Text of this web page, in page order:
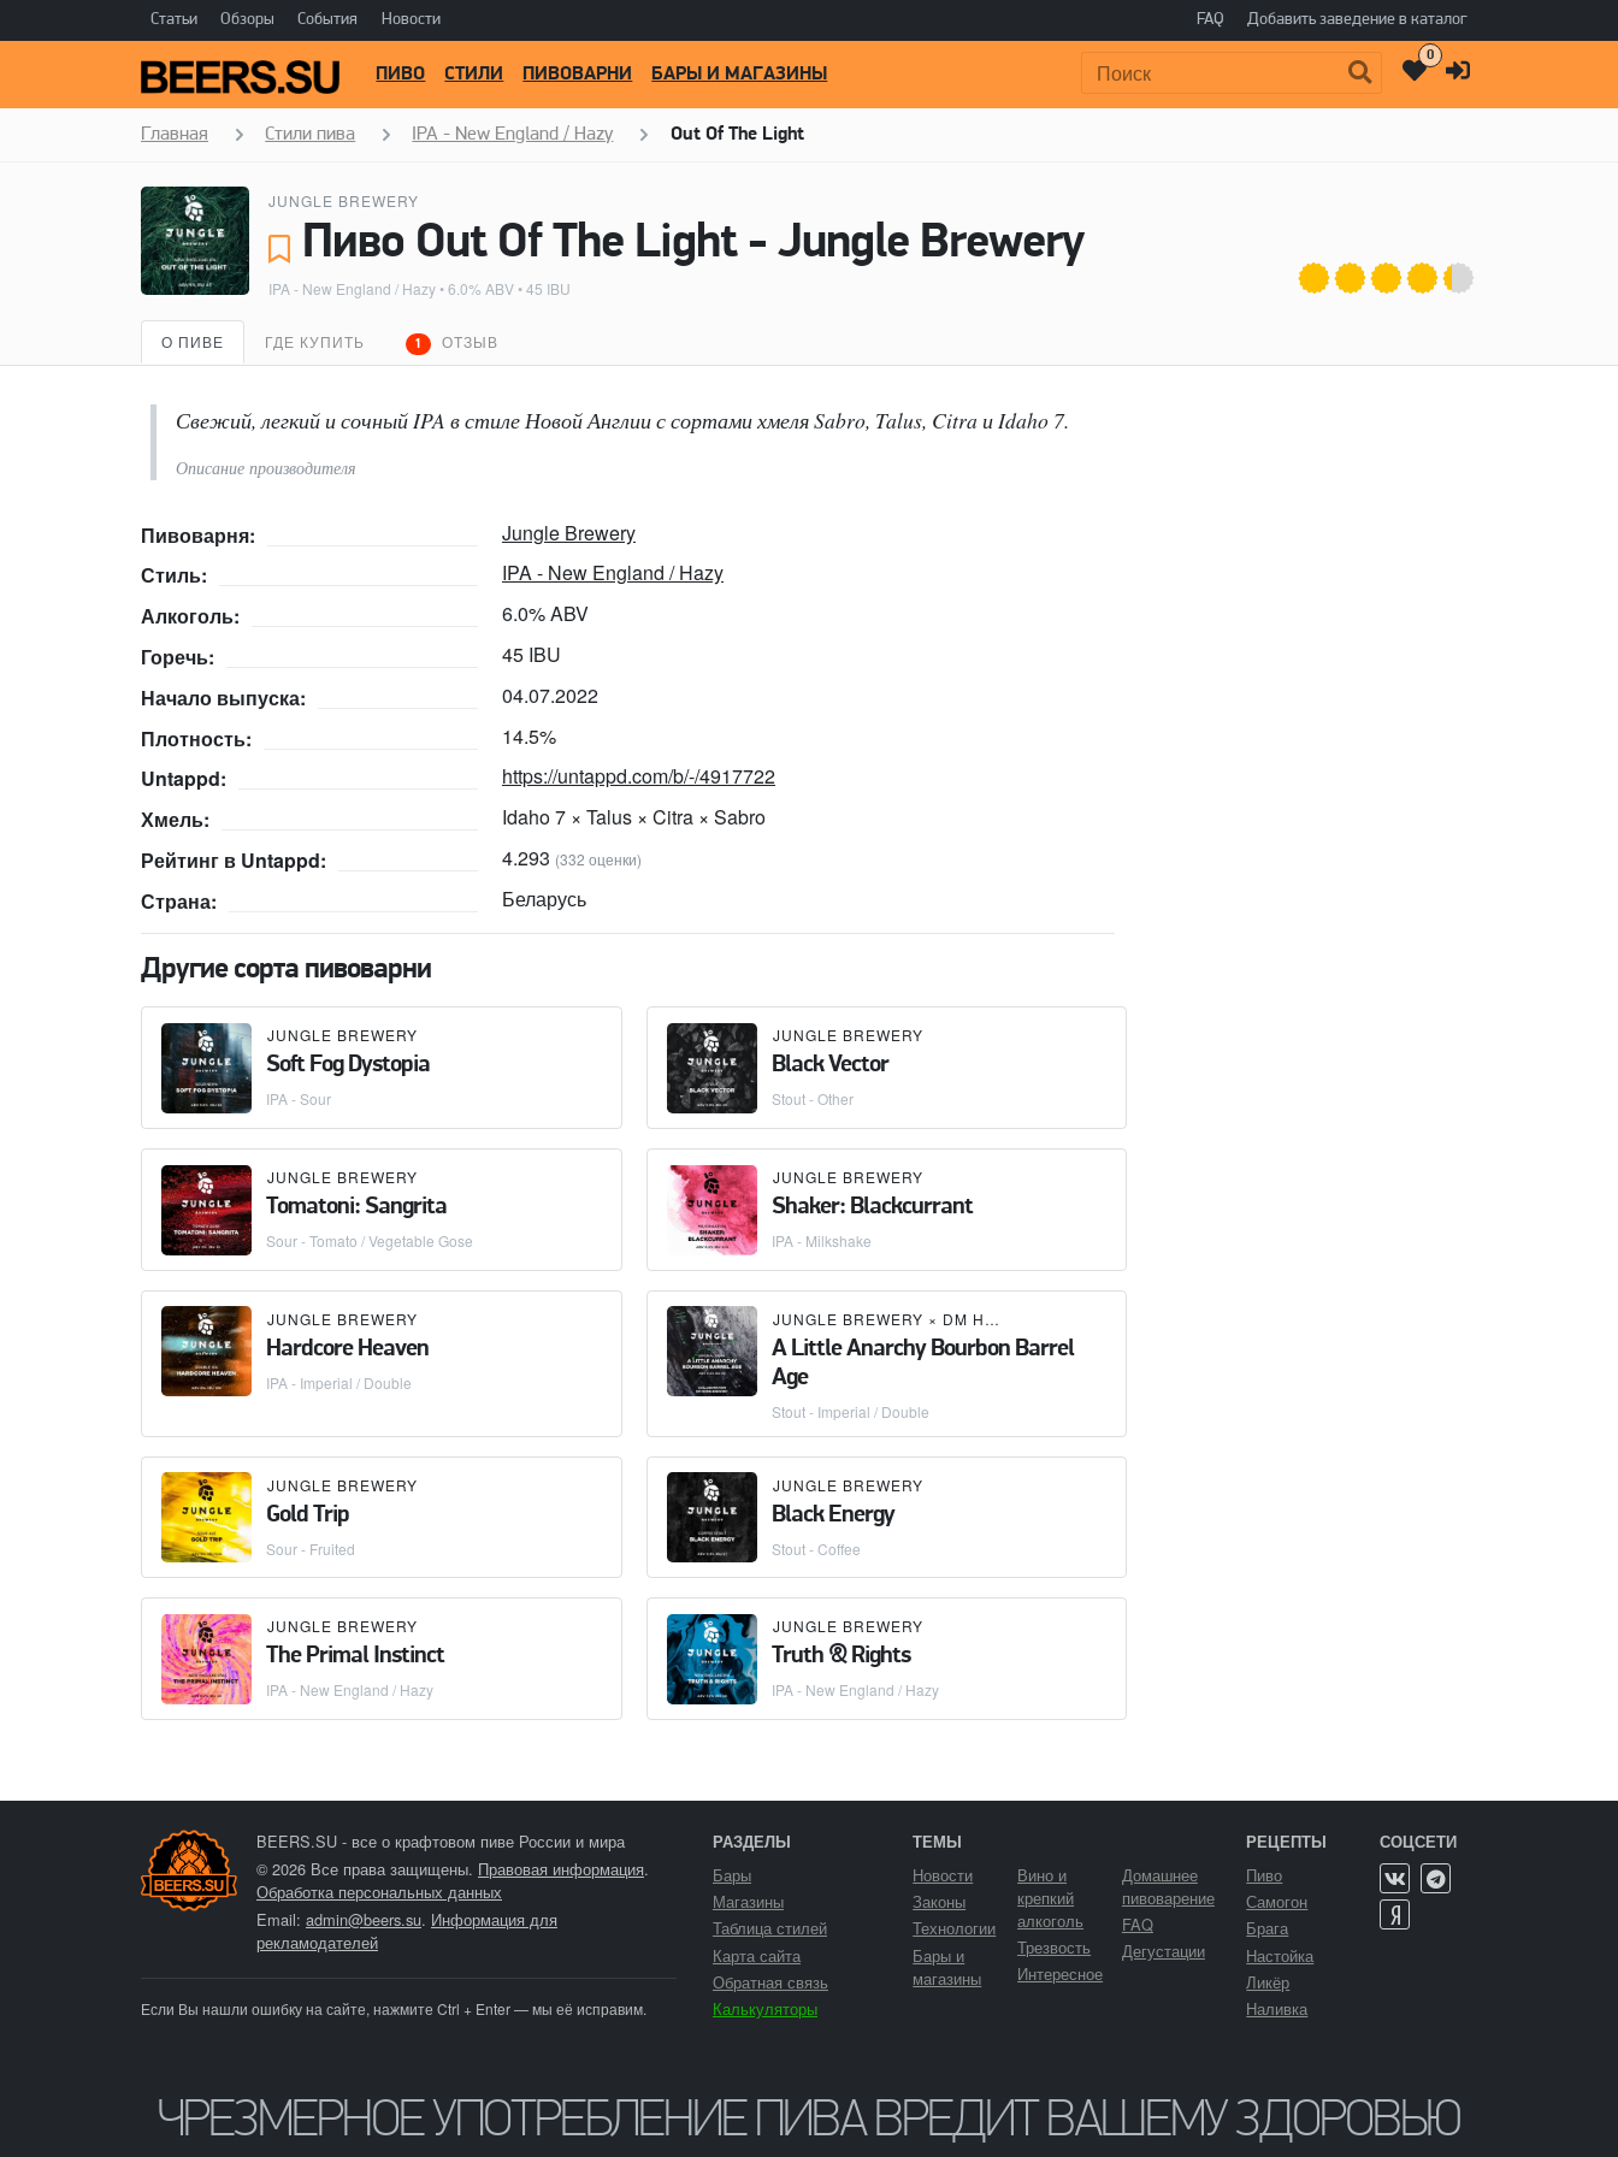
Статьи Обзоры События Новости FAQ Добавить заведение в каталог
Поиск:
ПИВО СТИЛИ ПИВОВАРНИ БАРЫ И МАГАЗИНЫ
0
Главная Стили пива IPA - New England / Hazy Out Of The Light
JUNGLE BREWERY
Пиво Out Of The Light - Jungle Brewery
IPA - New England / Hazy• 6.0% ABV • 45 IBU
О ПИВЕ ГДЕ КУПИТЬ 1 ОТЗЫВ
Свежий, легкий и сочный IPA в стиле Новой Англии с сортами хмеля Sabro, Talus, Citra и Idaho 7.
Описание производителя
Пивоварня:
Jungle Brewery
Стиль:
IPA - New England / Hazy
Алкоголь:
6.0% ABV
Горечь:
45 IBU
Начало выпуска:
04.07.2022
Плотность:
14.5%
Untappd:
https://untappd.com/b/-/4917722
Хмель:
Idaho 7 × Talus × Citra × Sabro
Рейтинг в Untappd:
4.293 (332 оценки)
Страна: Беларусь
Другие сорта пивоварни
JUNGLE BREWERY
Soft Fog Dystopia
IPA - Sour
JUNGLE BREWERY
Black Vector
Stout - Other
JUNGLE BREWERY
Tomatoni: Sangrita
Sour - Tomato / Vegetable Gose
JUNGLE BREWERY
Shaker: Blackcurrant
IPA - Milkshake
JUNGLE BREWERY
Hardcore Heaven
IPA - Imperial / Double
JUNGLE BREWERY × DM HOMEBREWERY
A Little Anarchy Bourbon Barrel
Age
Stout - Imperial / Double
JUNGLE BREWERY
Gold Trip
Sour - Fruited
JUNGLE BREWERY
Black Energy
Stout - Coffee
JUNGLE BREWERY
The Primal Instinct
IPA - New England / Hazy
JUNGLE BREWERY
Truth & Rights
IPA - New England / Hazy
BEERS.SU - все о крафтовом пиве России и мира
© 2026 Все права защищены. Правовая информация.
Обработка персональных данных
Email: admin@beers.su. Информация для
рекламодателей
Если Вы нашли ошибку на сайте, нажмите Ctrl + Enter — мы её исправим.
РАЗДЕЛЫ
Бары
Магазины
Таблица стилей
Карта сайта
Обратная связь
Калькуляторы
ТЕМЫ
Новости
Законы
Технологии
Бары и
магазины
Вино и
крепкий
алкоголь
Трезвость
Интересное
Домашнее
пивоварение
FAQ
Дегустации
РЕЦЕПТЫ
Пиво
Самогон
Брага
Настойка
Ликёр
Наливка
СОЦСЕТИ
ЧРЕЗМЕРНОЕ УПОТРЕБЛЕНИЕ ПИВА ВРЕДИТ ВАШЕМУ ЗДОРОВЬЮ